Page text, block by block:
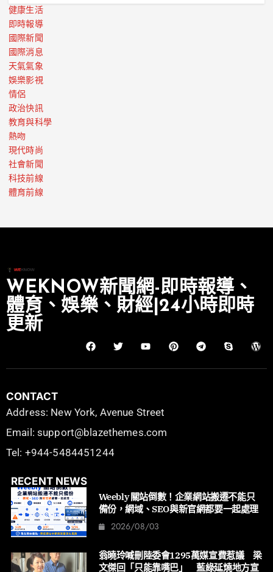
健康生活
即時報導
國際新聞
國際消息
天氣氣象
娛樂影視
情侶
政治快訊
教育與科學
熱吻
現代時尚
社會新聞
科技前線
體育前線
WEKNOW新聞網-即時報導、
體育、娛樂、財經|24小時即時
更新
CONTACT
Address: New York, Avenue Street
Email: support@blazethemes.com
Tel: +944-5484451244
RECENT NEWS
Weebly 關站倒數！企業網站搬遷不能只
備份，網域、SEO與新官網都要一起處理
2026/08/03
翁曉玲喊刪陸委會1295萬媒宣費惹議 梁
文傑回「只能靠嘴巴」 藍綠延燒地方宣